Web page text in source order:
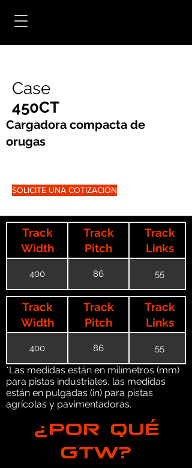
Case
450CT
Cargadora compacta de
orugas
SOLICITE UNA COTIZACIÓN
Track
Width
Track
Pitch
Track
Links
400 86 55
Track
Width
Track
Pitch
Track
Links
400 86 55
*Las medidas están en milímetros (mm)
para pistas industriales, las medidas
están en pulgadas (in) para pistas
agrícolas y pavimentadoras.
¿POR QUÉ
GTW?